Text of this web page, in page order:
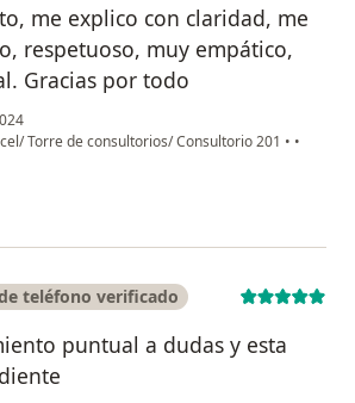
me explico con claridad, me
respetuoso, muy empático,
Gracias por todo
Torre de consultorios/ Consultorio 201 • •
de Lourdes García Farina
teléfono verificado
puntual a dudas y esta